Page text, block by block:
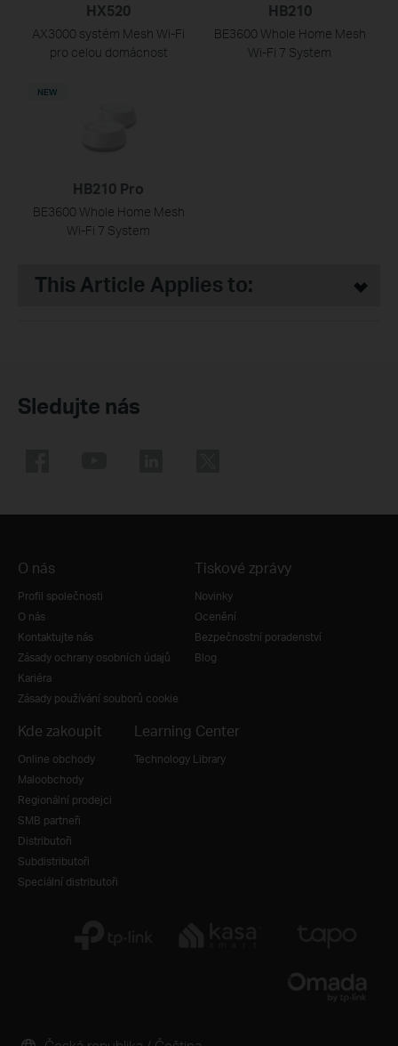
HX520
AX3000 systém Mesh Wi-Fi
pro celou domácnost
HB210
BE3600 Whole Home Mesh
Wi-Fi 7 System
HB210 Pro
BE3600 Whole Home Mesh
Wi-Fi 7 System
NEW
This Article Applies to:
Sledujte nás
O nás
Profil společnosti
O nás
Kontaktujte nás
Zásady ochrany osobních údajů
Kariéra
Zásady používání souborů cookie
Tiskové zprávy
Novinky
Ocenění
Bezpečnostní poradenství
Blog
Kde zakoupit
Online obchody
Maloobchody
Regionální prodejci
SMB partneři
Distributoři
Subdistributoři
Speciální distributoři
Learning Center
Technology Library